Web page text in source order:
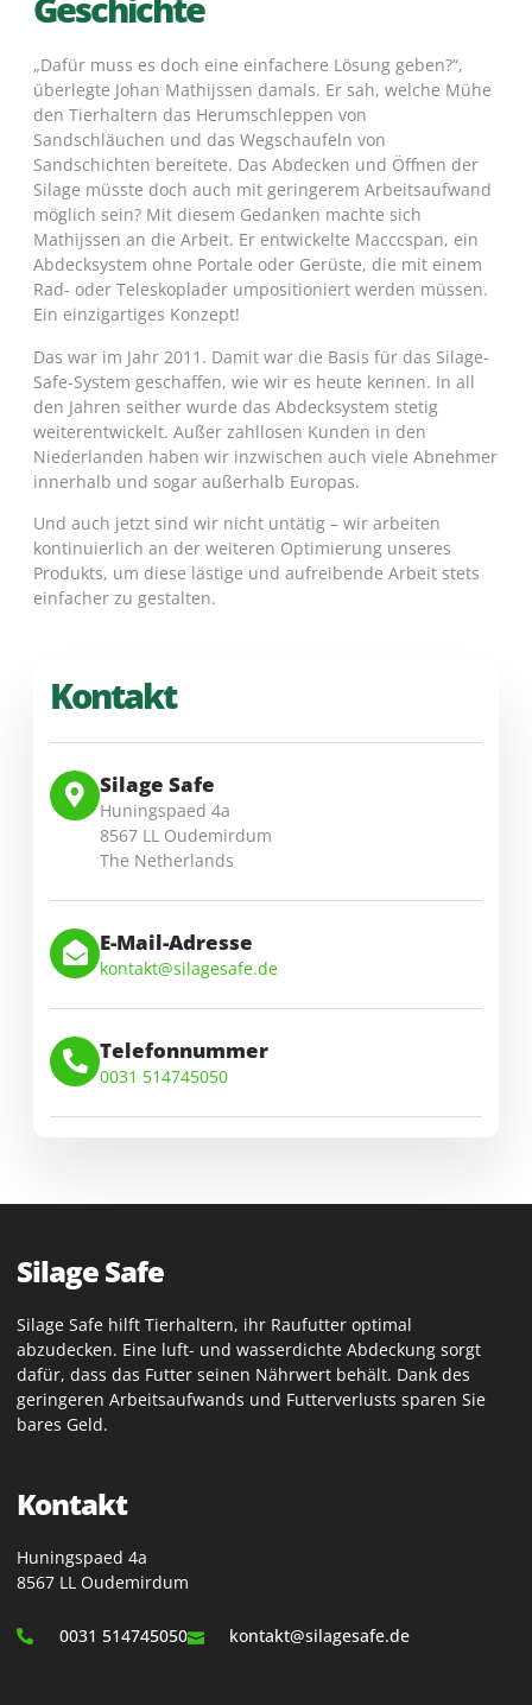
Geschichte
„Dafür muss es doch eine einfachere Lösung geben?“,
überlegte Johan Mathijssen damals. Er sah, welche Mühe
den Tierhaltern das Herumschleppen von
Sandschläuchen und das Wegschaufeln von
Sandschichten bereitete. Das Abdecken und Öffnen der
Silage müsste doch auch mit geringerem Arbeitsaufwand
möglich sein? Mit diesem Gedanken machte sich
Mathijssen an die Arbeit. Er entwickelte Macccspan, ein
Abdecksystem ohne Portale oder Gerüste, die mit einem
Rad- oder Teleskoplader umpositioniert werden müssen.
Ein einzigartiges Konzept!
Das war im Jahr 2011. Damit war die Basis für das Silage-
Safe-System geschaffen, wie wir es heute kennen. In all
den Jahren seither wurde das Abdecksystem stetig
weiterentwickelt. Außer zahllosen Kunden in den
Niederlanden haben wir inzwischen auch viele Abnehmer
innerhalb und sogar außerhalb Europas.
Und auch jetzt sind wir nicht untätig – wir arbeiten
kontinuierlich an der weiteren Optimierung unseres
Produkts, um diese lästige und aufreibende Arbeit stets
einfacher zu gestalten.
Kontakt
Silage Safe
Huningspaed 4a
8567 LL Oudemirdum
The Netherlands
E-Mail-Adresse
kontakt@silagesafe.de
Telefonnummer
0031 514745050
Silage Safe
Silage Safe hilft Tierhaltern, ihr Raufutter optimal
abzudecken. Eine luft- und wasserdichte Abdeckung sorgt
dafür, dass das Futter seinen Nährwert behält. Dank des
geringeren Arbeitsaufwands und Futterverlusts sparen Sie
bares Geld.
Kontakt
Huningspaed 4a
8567 LL Oudemirdum
0031 514745050 kontakt@silagesafe.de